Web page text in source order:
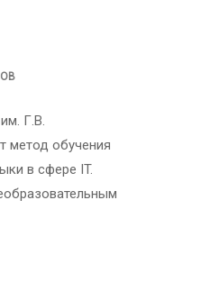
Г.В.
метод обучения
в сфере IT.